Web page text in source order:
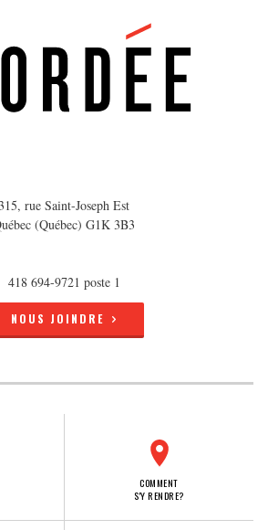
315, rue Saint-Joseph Est
(Québec) G1K 3B3
418 694-9721 poste 1
NOUS JOINDRE
COMMENT
S'Y RENDRE?